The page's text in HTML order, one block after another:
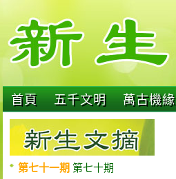
首頁 五千文明 萬古機緣
第七十一期 第七十期